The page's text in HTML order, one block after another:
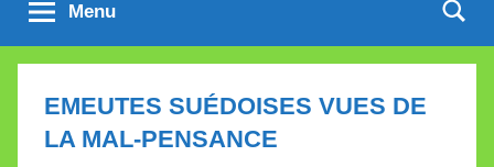
Menu
EMEUTES SUÉDOISES VUES DE
LA MAL-PENSANCE